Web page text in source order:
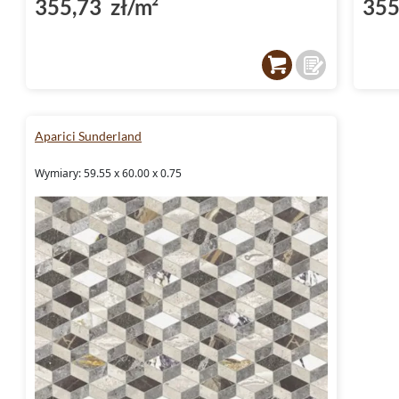
Płytki Aparici Sunderland do
Płytki Sunderland to doskonały wybór
Płytki Sunderland do kuchni
Kolekcja Sunderland to także idealne
odporności na różne czynniki, takie jak
sprawdzą się one doskonale na podłodze
płytki, które przyciągną uwagę każdego.
Płytki Sunderland do salonu
355,73 zł/m²
Aparici Sunderland
Wymiary: 59.55 x 60.00 x 0.75